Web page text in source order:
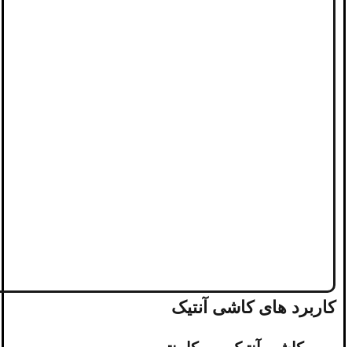
کاربرد های کاشی آنتیک